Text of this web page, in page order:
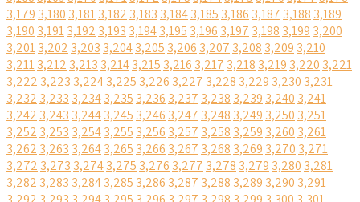
3,179 3,180 3,1813,182 3,183 3,1843,185 3,186 3,187 3,188 3,189
3,190 3,1913,192 3,193 3,1943,195 3,196 3,197 3,198 3,199 3,200
3,2013,202 3,203 3,2043,205 3,206 3,207 3,208 3,209 3,210
3,2113,212 3,213 3,2143,215 3,216 3,217 3,218 3,219 3,220 3,221
3,222 3,223 3,2243,225 3,226 3,227 3,228 3,229 3,230 3,231
3,232 3,233 3,2343,235 3,236 3,237 3,238 3,239 3,240 3,241
3,242 3,243 3,2443,245 3,246 3,247 3,248 3,249 3,250 3,251
3,252 3,253 3,2543,255 3,256 3,257 3,258 3,259 3,260 3,261
3,262 3,263 3,2643,265 3,266 3,267 3,268 3,269 3,270 3,271
3,272 3,273 3,2743,275 3,276 3,277 3,278 3,279 3,280 3,281
3,282 3,283 3,2843,285 3,286 3,287 3,288 3,289 3,290 3,291